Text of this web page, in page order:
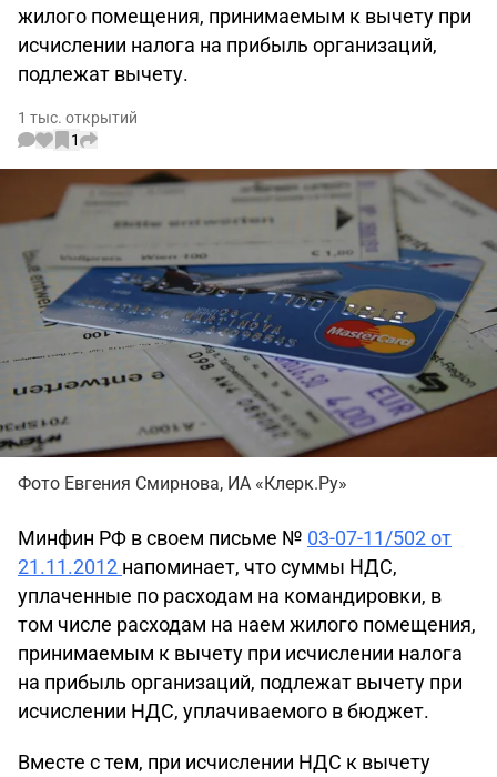
жилого помещения, принимаемым к вычету при
исчислении налога на прибыль организаций,
подлежат вычету.
1 тыс. открытий
1
Фото Евгения Смирнова, ИА «Клерк.Ру»
Минфин РФ в своем письме № 03-07-11/502 от
21.11.2012 напоминает, что суммы НДС,
уплаченные по расходам на командировки, в
том числе расходам на наем жилого помещения,
принимаемым к вычету при исчислении налога
на прибыль организаций, подлежат вычету при
исчислении НДС, уплачиваемого в бюджет.
Вместе с тем, при исчислении НДС к вычету